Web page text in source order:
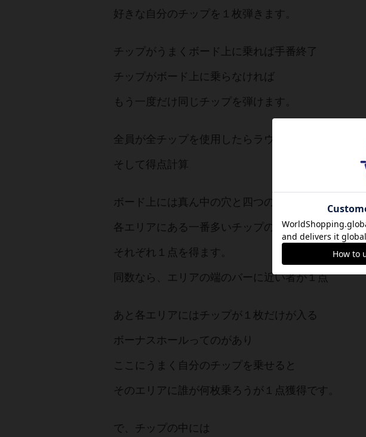
好きな自分のチップを１枚弾きます。
チップがうまくボード上に乗れば手番終了
チップがボード上に乗らなければ
もう一度だけ同じチップを弾けます。
全員が全チップを使用したらラウンド終了
そして得点計算
ボード上には真ん中の穴と四つのエリアがあり
各エリアにある一番多いチップの色の持ち主が
それぞれ１点を得ます。
同数なら、エリアの端のバーに近い者が１点
あと各エリアにはチップが１枚だけが入る
ボーナスホールってのがあり
ここにうまく自分のチップを乗せると
そのエリアに誰が何枚乗ろうが１点獲得です。
で、チップの中には